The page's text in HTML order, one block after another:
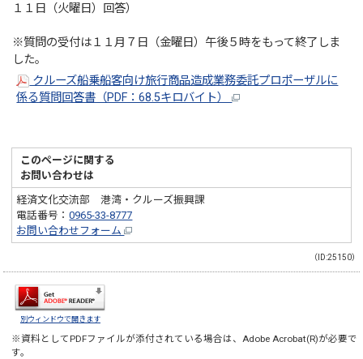
１１日（火曜日）回答）
※質問の受付は１１月７日（金曜日）午後５時をもって終了しま
した。
クルーズ船乗船客向け旅行商品造成業務委託プロポーザルに
係る質問回答書（PDF：68.5キロバイト）
このページに関する
お問い合わせは
経済文化交流部 港湾・クルーズ振興課
電話番号：0965-33-8777
お問い合わせフォーム
（ID:25150）
別ウィンドウで開きます
※資料としてPDFファイルが添付されている場合は、 Adobe Acrobat(R)が必要で
す。